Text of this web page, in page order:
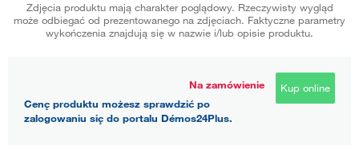
Zdjęcia produktu mają charakter poglądowy. Rzeczywisty wygląd
może odbiegać od prezentowanego na zdjęciach. Faktyczne parametry
wykończenia znajdują się w nazwie i/lub opisie produktu.
Na zamówienie
Cenę produktu możesz sprawdzić po
zalogowaniu się do portalu Démos24Plus.
Kup online